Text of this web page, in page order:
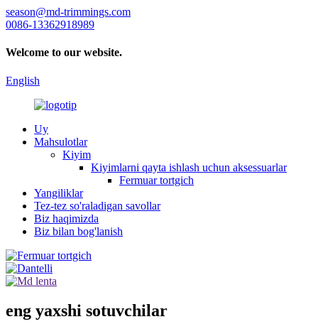
season@md-trimmings.com
0086-13362918989
Welcome to our website.
English
Uy
Mahsulotlar
Kiyim
Kiyimlarni qayta ishlash uchun aksessuarlar
Fermuar tortgich
Yangiliklar
Tez-tez so'raladigan savollar
Biz haqimizda
Biz bilan bog'lanish
eng yaxshi sotuvchilar